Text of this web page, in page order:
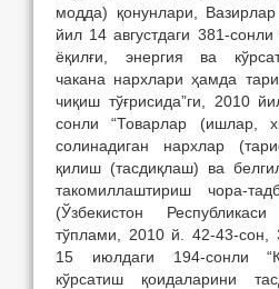
модда) қонунлари,
йил 14 августдаги 381-сонли
ёқилғи, энергия ва
чакана нархлари ҳамда
чиқиш тўғрисида”ги, 2010
сонли “Товарлар (ишлар,
солинадиган нархлар
қилиш (тасдиқлаш) ва
такомиллаштириш чора-
(Ўзбекистон
тўплами, 2010 й. 42-43-
15 июлдаги 194-сонли
кўрсатиш қоидаларини